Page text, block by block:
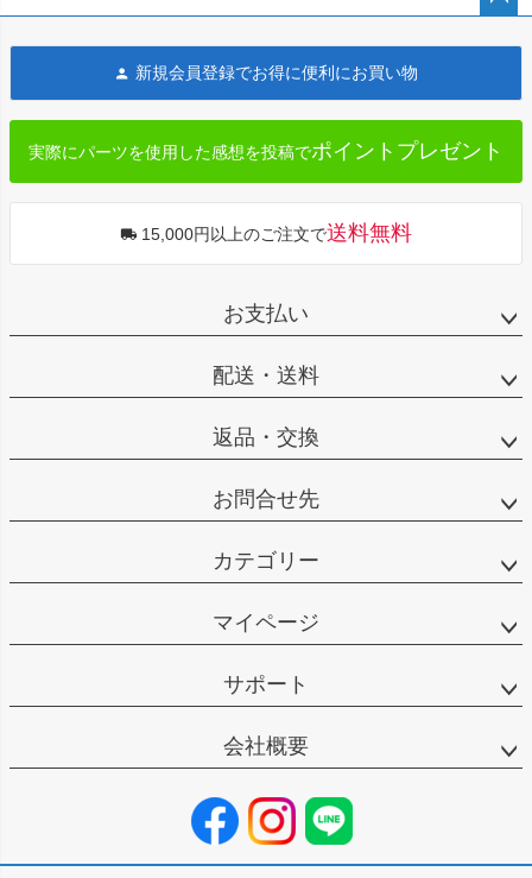
へ
新規会員登録でお得に便利にお買い物
実際にパーツを使用した感想を投稿でポイントプレゼント
15,000円以上のご注文で送料無料
お支払い
配送・送料
返品・交換
お問合せ先
カテゴリー
マイページ
サポート
会社概要